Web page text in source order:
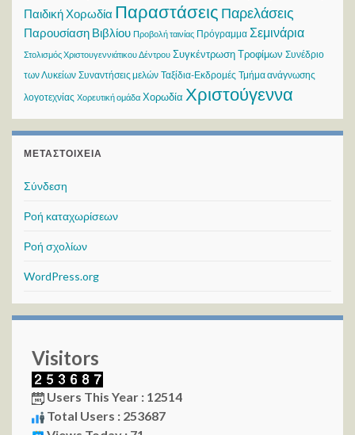
Παιδική Χορωδία Παραστάσεις Παρελάσεις
Παρουσίαση Βιβλίου Προβολή ταινίας Πρόγραμμα Σεμινάρια
Στολισμός Χριστουγεννιάτικου Δέντρου Συγκέντρωση Τροφίμων Συνέδριο
των Λυκείων Συναντήσεις μελών Ταξίδια-Εκδρομές Τμήμα ανάγνωσης
λογοτεχνίας Χορευτική ομάδα Χορωδία Χριστούγεννα
ΜΕΤΑΣΤΟΙΧΕΊΑ
Σύνδεση
Ροή καταχωρίσεων
Ροή σχολίων
WordPress.org
Visitors
Users This Year : 12514
Total Users : 253687